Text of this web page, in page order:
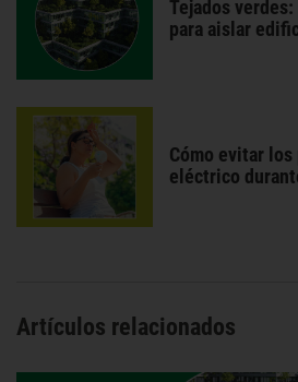
Tejados
para aislar
Cómo evitar
eléctrico
Artículos relacionados